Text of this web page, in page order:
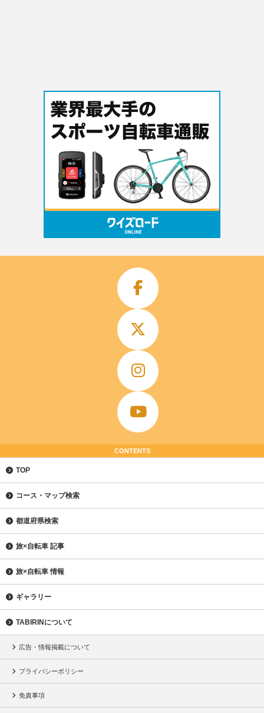
CONTENTS
TOP
コース・マップ検索
都道府県検索
旅×自転車 記事
旅×自転車 情報
ギャラリー
TABIRINについて
広告・情報掲載について
プライバシーポリシー
免責事項